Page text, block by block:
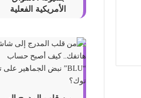
الأمريكية الفعلية